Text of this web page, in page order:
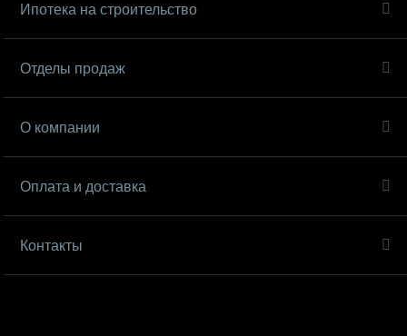
Ипотека на строительство
Отделы продаж
О компании
Оплата и доставка
Контакты